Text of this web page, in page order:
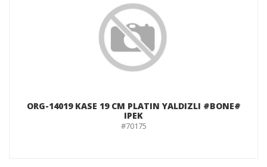
ORG-14019 KASE 19 CM PLATIN YALDIZLI #BONE#
IPEK
#70175